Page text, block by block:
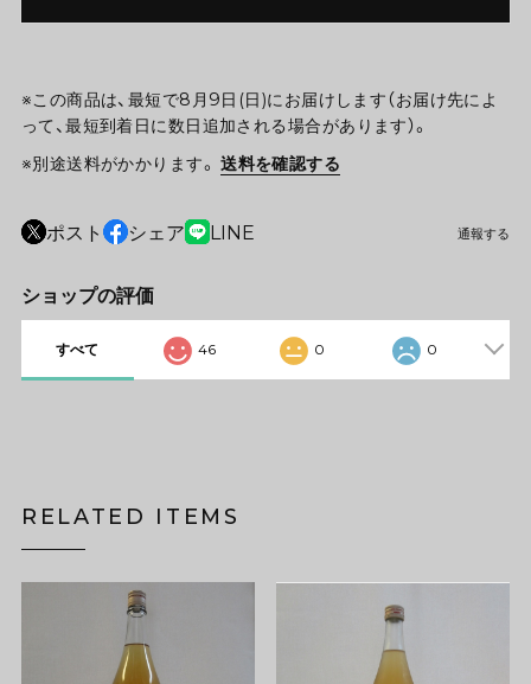
※この商品は、最短で8月9日(日)にお届けします（お届け先によ
って、最短到着日に数日追加される場合があります）。
※別途送料がかかります。 送料を確認する
ポスト シェア LINE 通報する
ショップの評価
すべて 46 0 0
RELATED ITEMS